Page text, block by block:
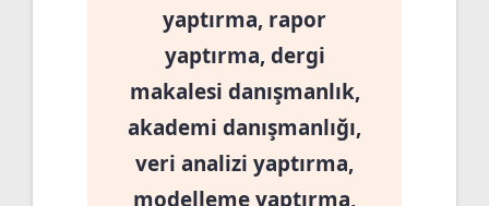
yaptırma, rapor
yaptırma, dergi
makalesi danışmanlık,
akademi danışmanlığı,
veri analizi yaptırma,
modelleme yaptırma,